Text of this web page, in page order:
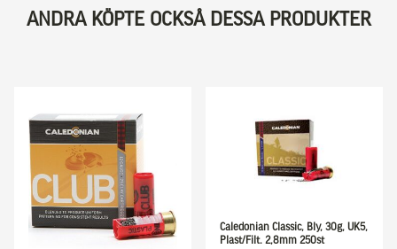
ANDRA KÖPTE OCKSÅ DESSA PRODUKTER
Caledonian Classic, Bly, 30g, UK5,
Plast/Filt. 2,8mm 250st